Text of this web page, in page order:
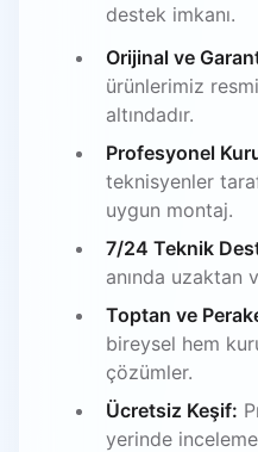
destek imkanı.
Orijinal ve
ürünlerimiz
altındadır.
Profesyonel
teknisyenler
uygun montaj.
7/24 Teknik
anında uzaktan
Toptan ve
bireysel hem
çözümler.
Ücretsiz Keşif:
yerinde